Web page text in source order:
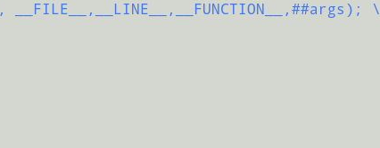
, __FILE__,__LINE__,__FUNCTION__,##args); \